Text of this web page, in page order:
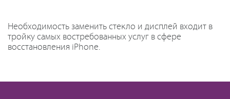
Необходимость заменить стекло и дисплей входит в
тройку самых востребованных услуг в сфере
восстановления iPhone.